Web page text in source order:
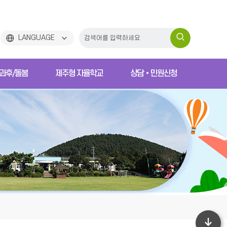
LANGUAGE
검
색
후/돌봄 제주형 자율학교 상담•민원신청